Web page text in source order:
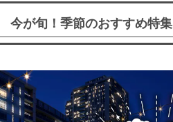
今が旬！季節のおすすめ特集